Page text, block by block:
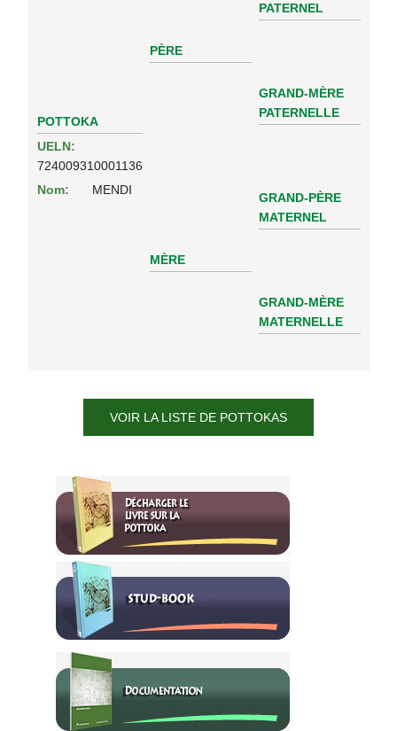
POTTOKA
UELN:
724009310001136
Nom:
MENDI
PÈRE
PATERNEL
GRAND-MÈRE
PATERNELLE
MÈRE
GRAND-PÈRE
MATERNEL
GRAND-MÈRE
MATERNELLE
VOIR LA LISTE DE POTTOKAS